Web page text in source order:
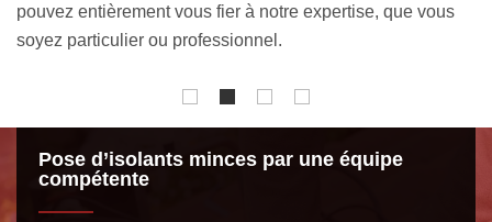
efficaces et à la pointe de la technologie.
Pose d’isolants minces par une équipe
compétente